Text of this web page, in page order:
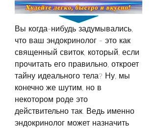
Вы когда-нибудь задумывались,
что ваш эндокринолог - это как
священный свиток, который, если
прочитать его правильно, откроет
тайну идеального тела? Ну, мы
конечно же шутим, но в
некотором роде это
действительно так. Ведь именно
эндокринолог может назначить